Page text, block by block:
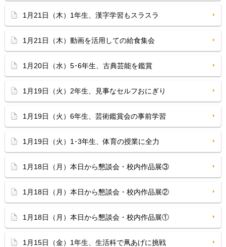
1月21日（木）1年生、漢字学習もスラスラ
1月21日（木）動画を活用しての給食集会
1月20日（水）5･6年生、古典芸能を鑑賞
1月19日（火）2年生、見事なセルフおにぎり
1月19日（火）6年生、芸術鑑賞会の事前学習
1月19日（火）1･3年生、体育の授業に全力
1月18日（月）本日から懇談会・校内作品展③
1月18日（月）本日から懇談会・校内作品展②
1月18日（月）本日から懇談会・校内作品展①
1月15日（金）1年生、生活科で凧あげに挑戦